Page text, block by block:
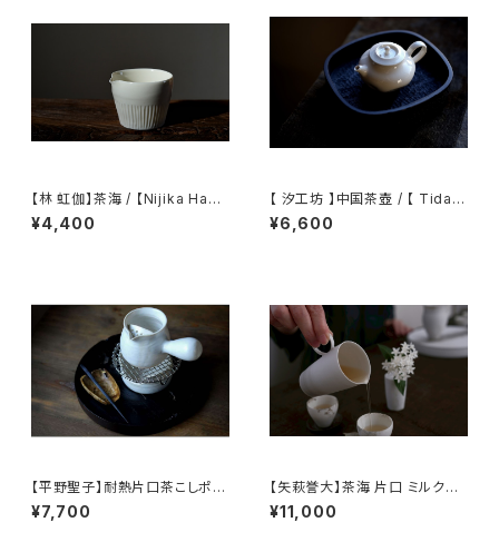
【林 虹伽】茶海 / 【Nijika Haya
shi 】tea pitcher
¥4,400
【 汐工坊 】中国茶壺 / 【 Tidal
Atelier 】Chinese teapot
¥6,600
【平野聖子】耐熱片口茶こしポッ
ト / 【Masako Hirano】Heat-r
esistant spout tea strainer
¥7,700
【矢萩誉大】茶海 片口 ミルクピ
ッチャー / 【Takahiro Yahagi】
Fair cup Katakuchi Milk pit
¥11,000